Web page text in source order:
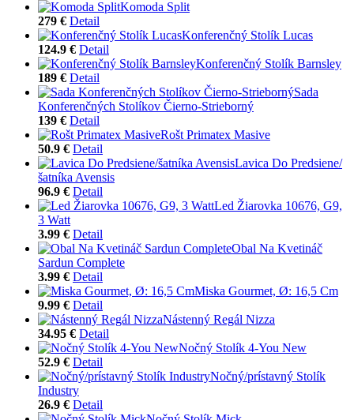
Komoda Split
279 € Detail
Konferenčný Stolík Lucas
124.9 € Detail
Konferenčný Stolík Barnsley
189 € Detail
Sada
Konferenčných Stolíkov Čierno-Strieborný
139 € Detail
Rošt Primatex Masive
50.9 € Detail
Lavica Do Predsiene/
šatníka Avensis
96.9 € Detail
Led Žiarovka 10676, G9,
3 Watt
3.99 € Detail
Obal Na Kvetináč
Sardun Complete
3.99 € Detail
Miska Gourmet, Ø: 16,5 Cm
9.99 € Detail
Nástenný Regál Nizza
34.95 € Detail
Nočný Stolík 4-You New
52.9 € Detail
Nočný/prístavný Stolík
Industry
26.9 € Detail